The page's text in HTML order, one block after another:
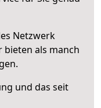
Netzwerk
als manch
und das seit